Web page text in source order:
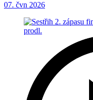
07. čvn 2026